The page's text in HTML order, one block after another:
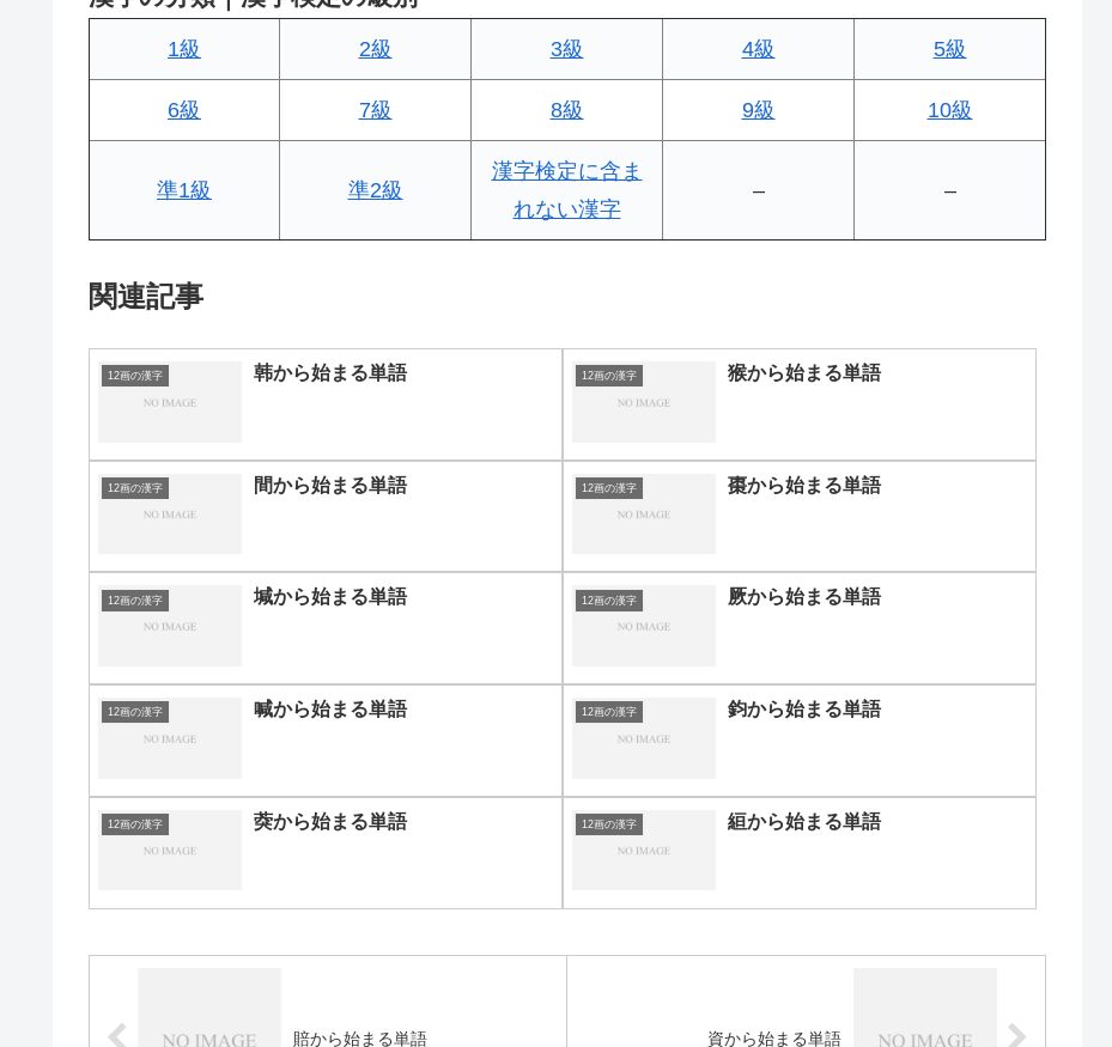
1級 2級 3級 4級 5級
6級 7級 8級 9級 10級
準1級 準2級
漢字検定に含ま
れない漢字
– –
関連記事
12画の漢字 韩から始まる単語 12画の漢字 猴から始まる単語
12画の漢字 間から始まる単語 12画の漢字 棗から始まる単語
12画の漢字 堿から始まる単語 12画の漢字 厥から始まる単語
12画の漢字 喊から始まる単語 12画の漢字 鈞から始まる単語
12画の漢字 葖から始まる単語 12画の漢字 絙から始まる単語
賠から始まる単語 資から始まる単語